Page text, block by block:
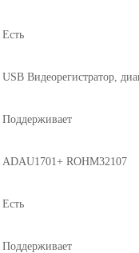
Есть
USB Видеорегистратор,
Поддерживает
ADAU1701+ ROHM32107
Есть
Поддерживает